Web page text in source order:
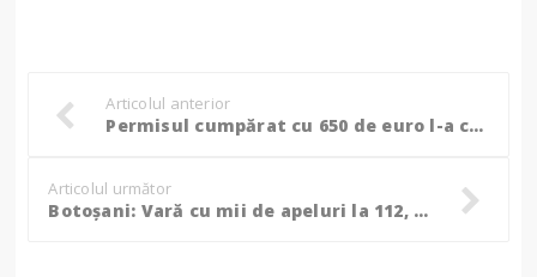
Articolul anterior
Permisul cumpărat cu 650 de euro l-a costat scump la PTF Stânca!
Articolul următor
Botoșani: Vară cu mii de apeluri la 112, aproximativ 300 au fost false și apelanții au fost amendați!